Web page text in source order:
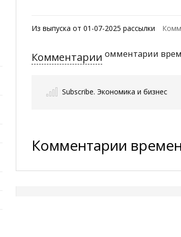
Из выпуска от 01-07-2025 рассылки
Комментарии омментарии
Subscribe. Экономика и бизнес
Комментарии